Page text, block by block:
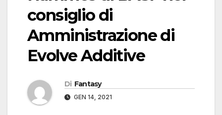
consiglio di
Amministrazione di
Evolve Additive
Di Fantasy
GEN 14, 2021